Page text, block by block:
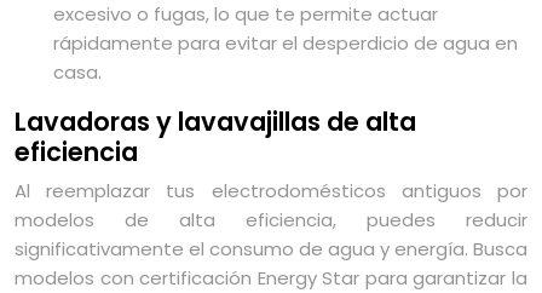
excesivo o fugas, lo que te permite actuar
rápidamente para evitar el desperdicio de agua en
casa.
Lavadoras y lavavajillas de alta
eficiencia
Al reemplazar tus electrodomésticos antiguos por
modelos de alta eficiencia, puedes reducir
significativamente el consumo de agua y energía. Busca
modelos con certificación Energy Star para garantizar la